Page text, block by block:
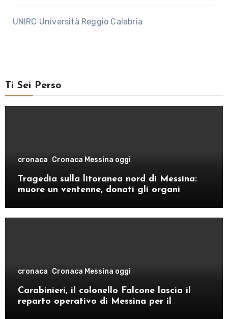
UNIRC Università Reggio Calabria
Ti Sei Perso
cronaca Cronaca Messina oggi
Tragedia sulla litoranea nord di Messina:
muore un ventenne, donati gli organi
cronaca Cronaca Messina oggi
Carabinieri, il colonello Falcone lascia il
reparto operativo di Messina per il